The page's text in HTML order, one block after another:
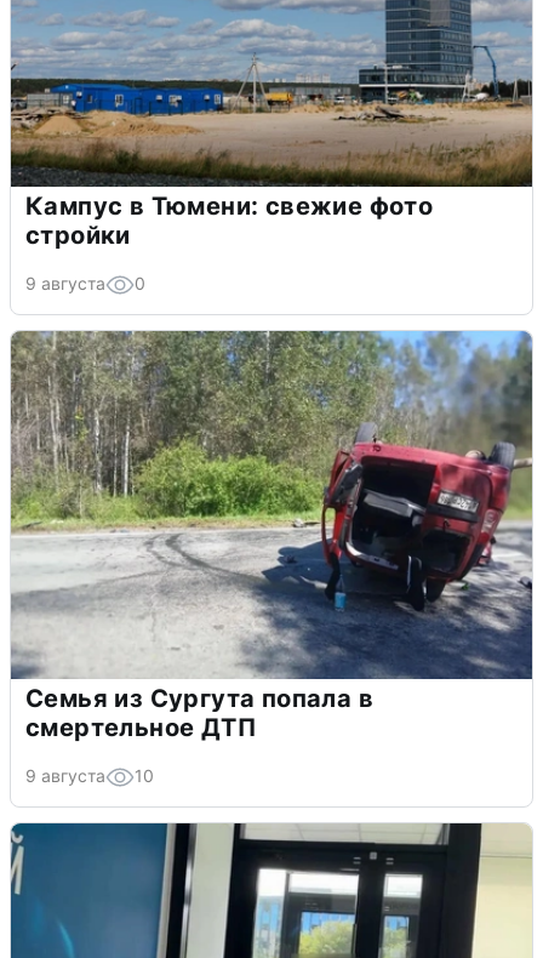
Кампус в Тюмени: свежие фото
стройки
9 августа 0
Семья из Сургута попала в
смертельное ДТП
9 августа 10